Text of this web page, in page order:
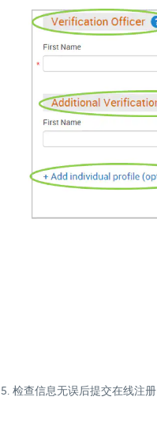
5. 检查信息无误后提交在线注册